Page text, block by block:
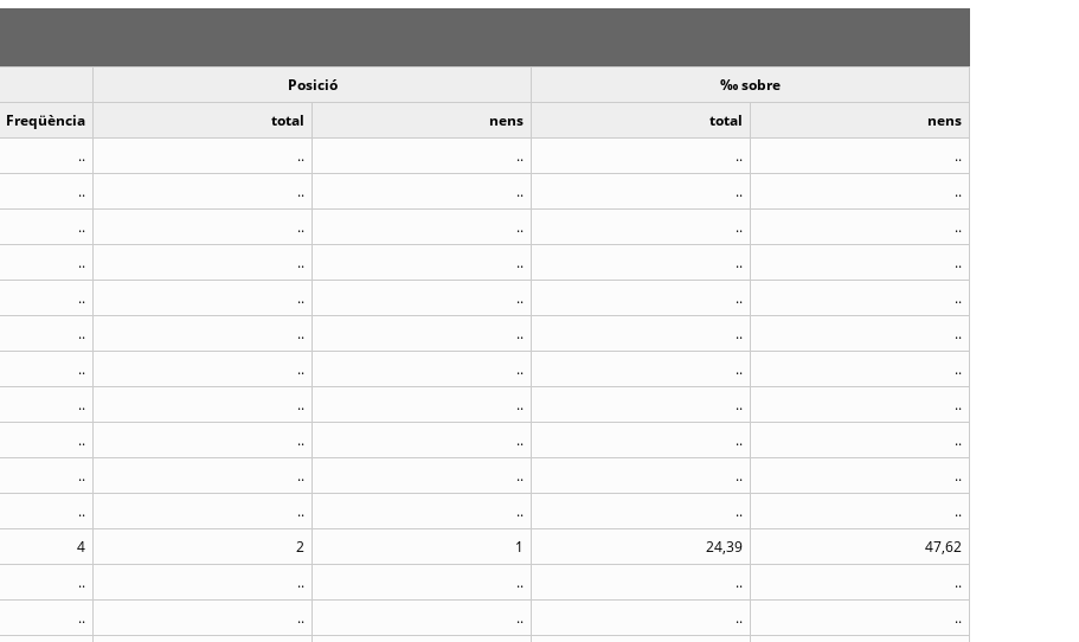
Posició
‰ sobre
Freqüència
total nens total
nens
.. .. .. ..
..
.. .. .. ..
..
.. .. .. ..
..
.. .. .. ..
..
.. .. .. ..
..
.. .. .. ..
..
.. .. .. ..
..
.. .. .. ..
..
.. .. .. ..
..
.. .. .. ..
..
.. .. .. ..
..
4 2 1 24,39
47,62
.. .. .. ..
..
.. .. .. ..
..